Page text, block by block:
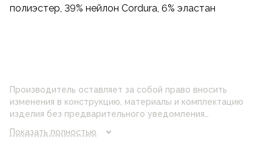
полиэстер, 39% нейлон Cordura, 6% эластан
Производитель оставляет за собой право вносить
изменения в конструкцию, материалы и комплектацию
изделия без предварительного уведомления
отличаться от реального цвета товара, что связано с
Показать полностью